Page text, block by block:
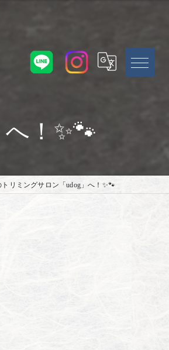
！✨🐾
リミングサロン「udog」へ！✨🐾